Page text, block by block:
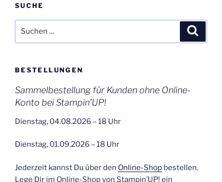
SUCHE
nach:
BESTELLUNGEN
Sammelbestellung für Kunden ohne Online-
Konto bei Stampin’UP!
Dienstag, 04.08.2026 – 18 Uhr
Dienstag, 01.09.2026 – 18 Uhr
Jederzeit kannst Du über den Online-Shop bestellen.
Lege Dir im Online-Shop von Stampin’UP! ein